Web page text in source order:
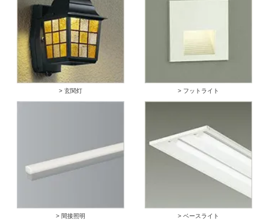
> 玄関灯 > フットライト
> 間接照明 > ベースライト